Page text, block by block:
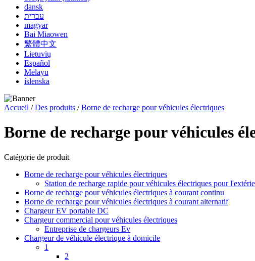
dansk
עברית
magyar
Bai Miaowen
繁體中文
Lietuvių
Español
Melayu
íslenska
Accueil /Des produits /Borne de recharge pour véhicules électriques
Borne de recharge pour véhicules
Catégorie de produit
Borne de recharge pour véhicules électriques
Station de recharge rapide pour véhicules électriques pour
Borne de recharge pour véhicules électriques à courant continu
Borne de recharge pour véhicules électriques à courant alternatif
Chargeur EV portable DC
Chargeur commercial pour véhicules électriques
Entreprise de chargeurs Ev
Chargeur de véhicule électrique à domicile
1
2